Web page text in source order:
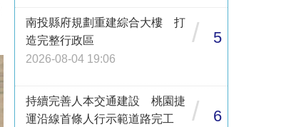
南投縣府規劃重建綜合大樓 打
造完整行政區
2026-08-04 19:06
/ 5
持續完善人本交通建設 桃園捷
運沿線首條人行示範道路完工
/ 6